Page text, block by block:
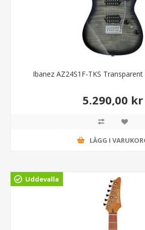
Ibanez AZ24S1F-TKS
5.290,00 kr
LÄGG I
Uddevalla